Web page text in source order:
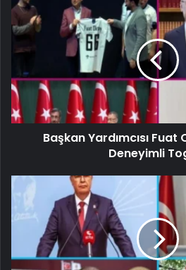
Başkan Yardımcısı
Deneyimli